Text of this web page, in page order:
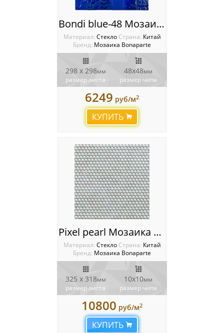
Мозаика Starmosaic
Мозаика Tonomosaic
Мозаика Опера Декора
Bondi blue-48 Мозаика Bonaparte
Материал: Стекло Cтрана: Китай
Бренд: Мозаика Bonaparte
298 x 298мм
размер листа
48х48мм
размер чипа
6249 руб/м2
КУПИТЬ
Pixel pearl Мозаика Bonaparte
Материал: Стекло Cтрана: Китай
Бренд: Мозаика Bonaparte
325 x 318мм
размер листа
10х10мм
размер чипа
10800 руб/м2
КУПИТЬ